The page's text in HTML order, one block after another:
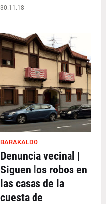
30.11.18
BARAKALDO
Denuncia vecinal |
Siguen los robos en
las casas de la
cuesta de